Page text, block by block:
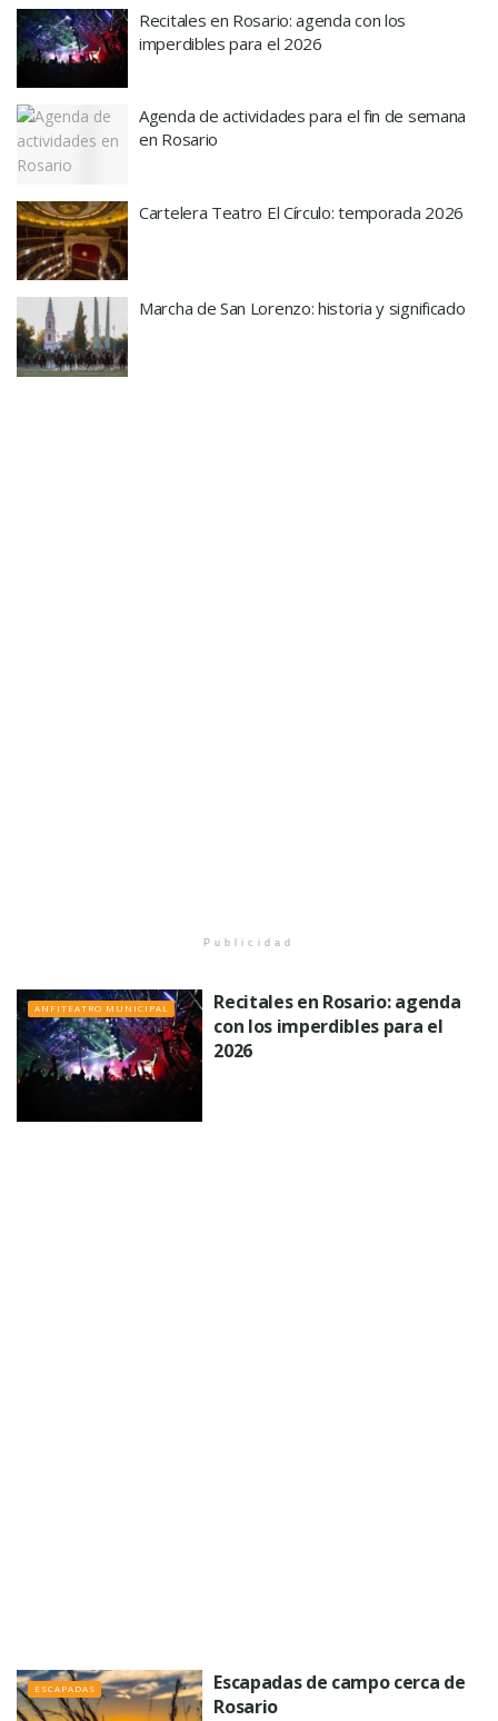
Recitales en Rosario: agenda con los
imperdibles para el 2026
Agenda de actividades para el fin de semana
en Rosario
Cartelera Teatro El Círculo: temporada 2026
Marcha de San Lorenzo: historia y significado
Publicidad
ANFITEATRO MUNICIPAL
Recitales en Rosario: agenda
con los imperdibles para el
2026
ESCAPADAS
Escapadas de campo cerca de
Rosario